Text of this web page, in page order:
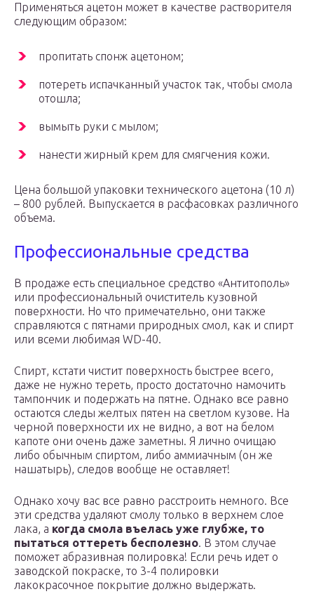
Применяться ацетон может в качестве растворителя
следующим образом:
пропитать спонж ацетоном;
потереть испачканный участок так, чтобы смола
отошла;
вымыть руки с мылом;
нанести жирный крем для смягчения кожи.
Цена большой упаковки технического ацетона (10 л)
– 800 рублей. Выпускается в расфасовках различного
объема.
Профессиональные средства
В продаже есть специальное средство «Антитополь»
или профессиональный очиститель кузовной
поверхности. Но что примечательно, они также
справляются с пятнами природных смол, как и спирт
или всеми любимая WD-40.
Спирт, кстати чистит поверхность быстрее всего,
даже не нужно тереть, просто достаточно намочить
тампончик и подержать на пятне. Однако все равно
остаются следы желтых пятен на светлом кузове. На
черной поверхности их не видно, а вот на белом
капоте они очень даже заметны. Я лично очищаю
либо обычным спиртом, либо аммиачным (он же
нашатырь), следов вообще не оставляет!
Однако хочу вас все равно расстроить немного. Все
эти средства удаляют смолу только в верхнем слое
лака, а когда смола въелась уже глубже, то
пытаться оттереть бесполезно. В этом случае
поможет абразивная полировка! Если речь идет о
заводской покраске, то 3-4 полировки
лакокрасочное покрытие должно выдержать.